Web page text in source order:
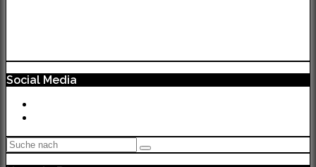
Social Media